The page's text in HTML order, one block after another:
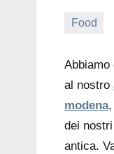
Food
Abbiamo
al nostro
modena,
dei
antica.